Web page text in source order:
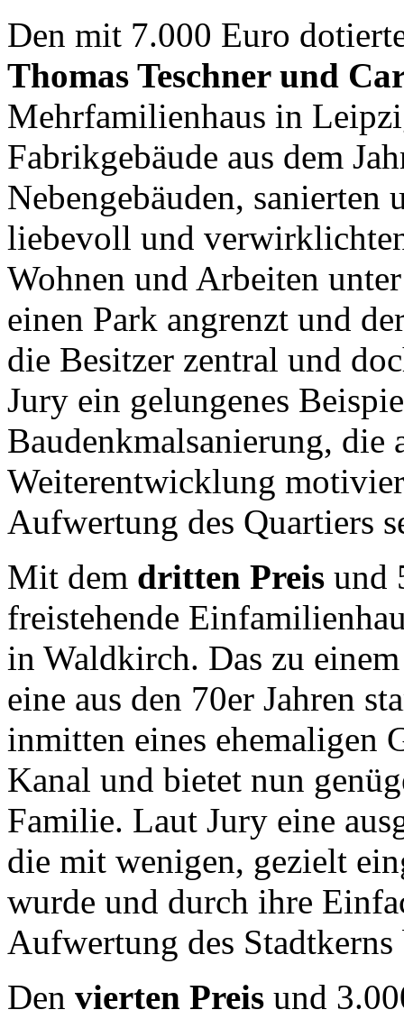
Den mit 7.000 Euro
Thomas Teschner und
Mehrfamilienhaus in
Fabrikgebäude aus dem
Nebengebäuden, sanierten
liebevoll und
Wohnen und Arbeiten
einen Park angrenzt und
die Besitzer zentral und
Jury ein gelungenes
Baudenkmalsanierung, die
Weiterentwicklung
Aufwertung des Quartiers
Mit dem dritten Preis und
freistehende
in Waldkirch. Das zu
eine aus den 70er Jahren
inmitten eines ehemaligen
Kanal und bietet nun
Familie. Laut Jury eine
die mit wenigen, gezielt
wurde und durch ihre
Aufwertung des
Den vierten Preis und